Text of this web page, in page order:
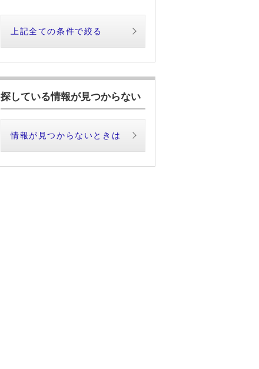
上記全ての条件で絞る
探している情報が見つからない
情報が見つからないときは